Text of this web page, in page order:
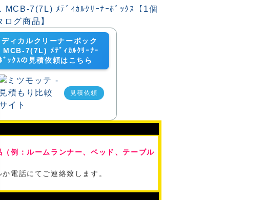
ディカルクリーナーボック
MCB-7(7L) ﾒﾃﾞｨｶﾙｸﾘｰﾅｰ
ﾞｯｸｽの見積依頼はこちら
見積依頼
例：ルームランナー、ベッド、テーブル
電話にてご連絡致します。